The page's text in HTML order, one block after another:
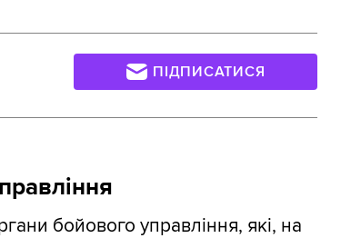
ПІДПИСАТИСЯ
бойового управління, які, на